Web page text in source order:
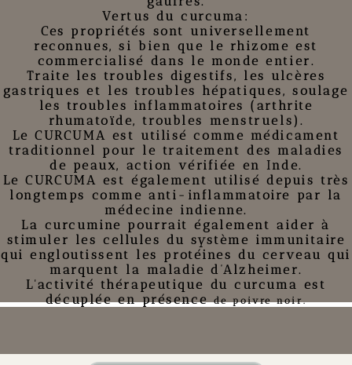
Vertus du curcuma:
Ces propriétés sont universellement
reconnues, si bien que le rhizome est
commercialisé dans le monde entier.
Traite les troubles digestifs, les ulcères
gastriques et les troubles hépatiques, soulage
les troubles inflammatoires (arthrite
rhumatoïde, troubles menstruels).
Le CURCUMA est utilisé comme médicament
traditionnel pour le traitement des maladies
de peaux, action vérifiée en Inde.
LeCURCUMA est également utilisé depuis très
longtemps comme anti-inflammatoire par la
médecine indienne.
La curcumine pourrait également aider à
stimuler les cellules du système immunitaire
qui engloutissent les protéines du cerveau qui
marquent la maladie d’Alzheimer.
L'activité thérapeutique du curcuma est
décuplée en présencede poivre noir.